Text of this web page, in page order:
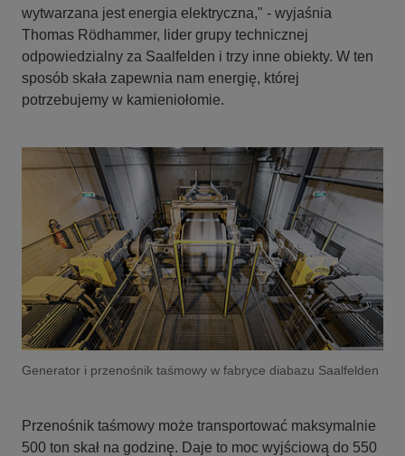
wytwarzana jest energia elektryczna," - wyjaśnia
Thomas Rödhammer, lider grupy technicznej
odpowiedzialny za Saalfelden i trzy inne obiekty. W ten
sposób skała zapewnia nam energię, której
potrzebujemy w kamieniołomie.
Generator i przenośnik taśmowy w fabryce diabazu Saalfelden
Przenośnik taśmowy może transportować maksymalnie
500 ton skał na godzinę. Daje to moc wyjściową do 550